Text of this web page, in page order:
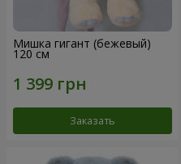
Мишка гигант (бежевый)
120 см
Заказать